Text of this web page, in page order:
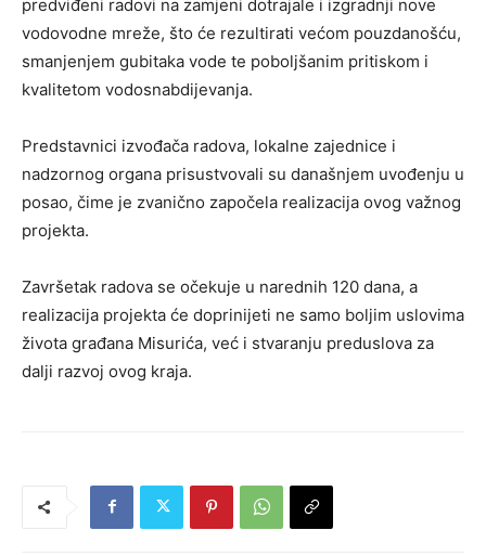
predviđeni radovi na zamjeni dotrajale i izgradnji nove
vodovodne mreže, što će rezultirati većom pouzdanošću,
smanjenjem gubitaka vode te poboljšanim pritiskom i
kvalitetom vodosnabdijevanja.
Predstavnici izvođača radova, lokalne zajednice i
nadzornog organa prisustvovali su današnjem uvođenju u
posao, čime je zvanično započela realizacija ovog važnog
projekta.
Završetak radova se očekuje u narednih 120 dana, a
realizacija projekta će doprinijeti ne samo boljim uslovima
života građana Misurića, već i stvaranju preduslova za
dalji razvoj ovog kraja.